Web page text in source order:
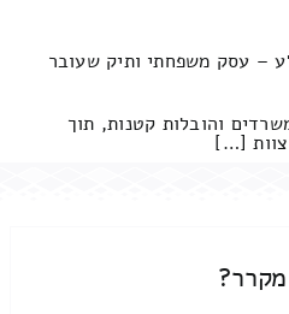
– עסק משפחתי ותיק שעובר
והובלות קטנות, תוך
[…]